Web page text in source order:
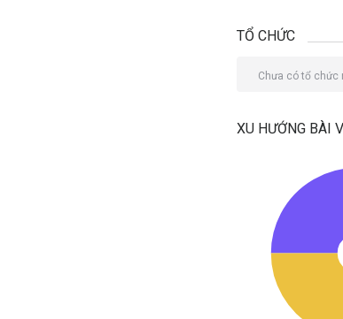
TỔ CHỨC
Chưa có tổ chức
XU HƯỚNG BÀI